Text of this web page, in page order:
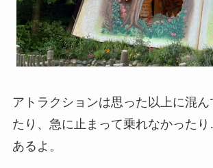
アトラクションは思った以上に混ん
たり、急に止まって乗れなかった
あるよ。